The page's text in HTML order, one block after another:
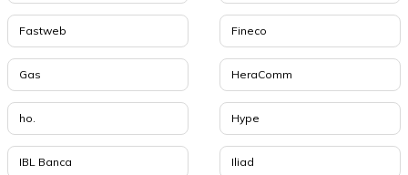
Fastweb Fineco
Gas HeraComm
ho. Hype
IBL Banca Iliad